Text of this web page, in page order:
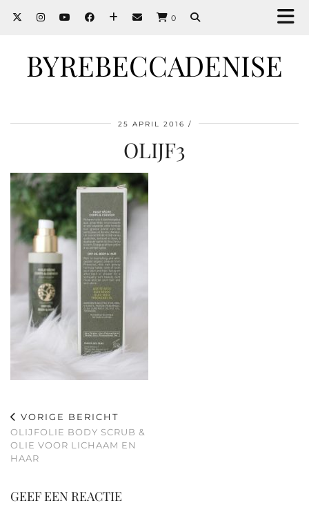
0
BYREBECCADENISE
25 APRIL 2016
OLIJF3
VORIGE BERICHT
OLIJFOLIE BODY SCRUB &
OLIE VOOR LICHAAM EN
HAAR
GEEF EEN REACTIE